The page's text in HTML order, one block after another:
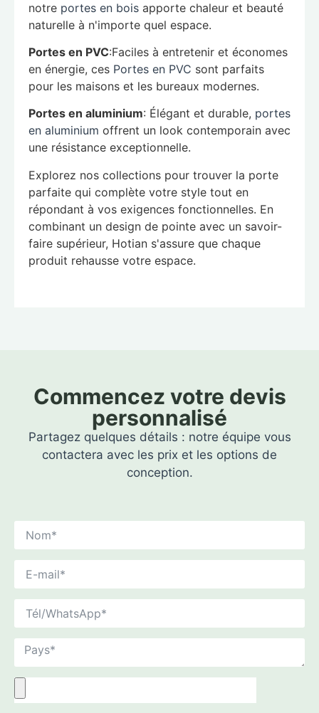
notre portes en bois apporte chaleur et beauté
naturelle à n'importe quel espace.
Portes en PVC:Faciles à entretenir et économes
en énergie, ces Portes en PVC sont parfaits
pour les maisons et les bureaux modernes.
Portes en aluminium: Élégant et durable, portes
en aluminium offrent un look contemporain avec
une résistance exceptionnelle.
Explorez nos collections pour trouver la porte
parfaite qui complète votre style tout en
répondant à vos exigences fonctionnelles. En
combinant un design de pointe avec un savoir-
faire supérieur, Hotian s'assure que chaque
produit rehausse votre espace.
Commencez votre devis
personnalisé
Partagez quelques détails : notre équipe vous
contactera avec les prix et les options de
conception.